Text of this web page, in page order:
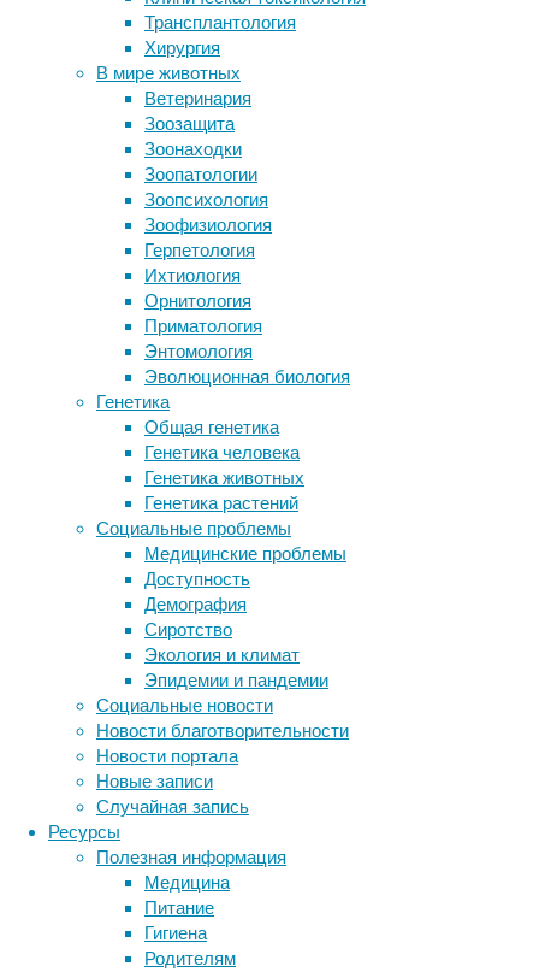
Трансплантология
Хирургия
В мире животных
Ветеринария
Зоозащита
Зоонаходки
Зоопатологии
Зоопсихология
Зоофизиология
Герпетология
Ихтиология
Орнитология
Приматология
Энтомология
Эволюционная биология
Генетика
Общая генетика
Генетика человека
Генетика животных
Генетика растений
Социальные проблемы
Медицинские проблемы
Доступность
Демография
Сиротство
Экология и климат
Эпидемии и пандемии
Социальные новости
Новости благотворительности
Новости портала
Новые записи
Случайная запись
Ресурсы
Полезная информация
Медицина
Питание
Гигиена
Родителям
стресс,
физиология
Вопреки
распространенному
представлению,
седина
людей
оказалась
обратимой.
Согласно
исследованию,
опубликованному
eLife,
седые
волосы
нередко
возвращают
себе
первоначальный
цвет,
причем
делают
это
течение
всего
нескольких
месяцев.
исчезновение видов, а инвазивные
растения
Защищающий мозг барьер обладает
собственными биологическими
часами и слабеет к ночи
Первыми фруктоядными животными
на Земле были птицы
Банановые волокна предложили
использовать в производстве
автомобилей
У цианобактерий обнаружили
«зрение»
Следите за новостями